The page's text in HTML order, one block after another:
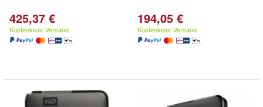
425,37 €
Kostenloser Versand
194,05 €
Kostenloser Versand